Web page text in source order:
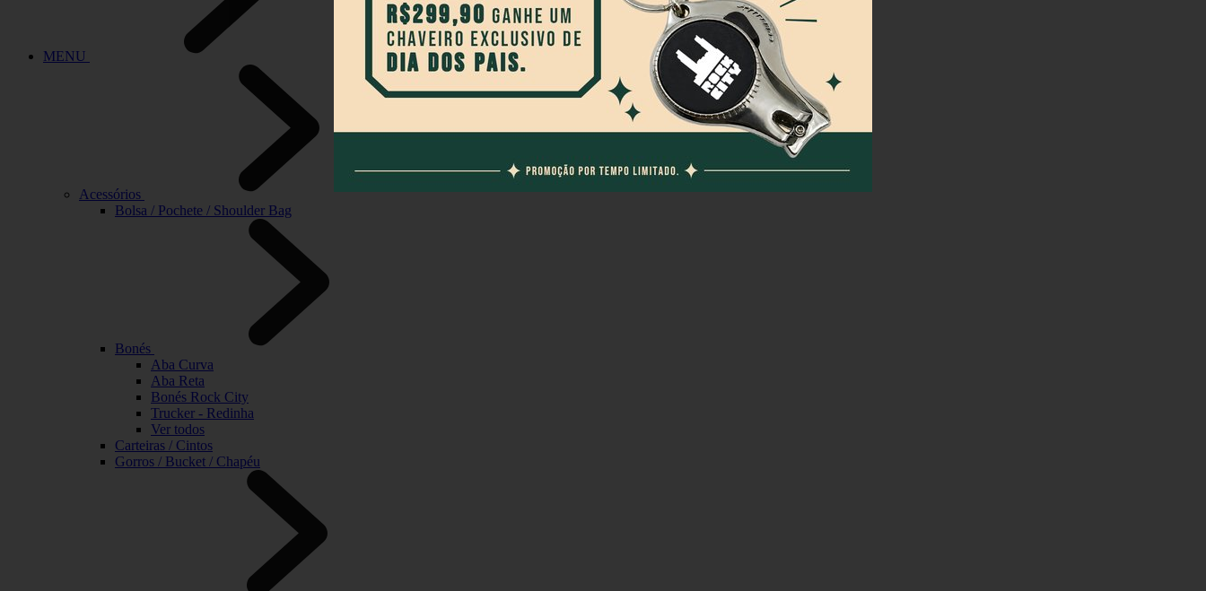
MENU
Acessórios
Bolsa / Pochete / Shoulder Bag
Bonés
Aba Curva
Aba Reta
Bonés Rock City
Trucker - Redinha
Ver todos
Carteiras / Cintos
Gorros / Bucket / Chapéu